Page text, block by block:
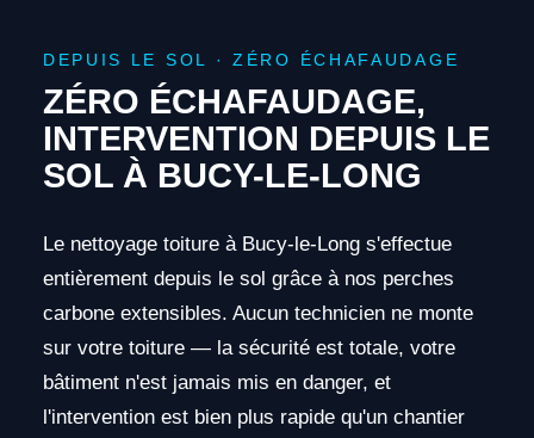
DEPUIS LE SOL · ZÉRO ÉCHAFAUDAGE
ZÉRO ÉCHAFAUDAGE,
INTERVENTION DEPUIS LE
SOL À BUCY-LE-LONG
Le nettoyage toiture à Bucy-le-Long s'effectue
entièrement depuis le sol grâce à nos perches
carbone extensibles. Aucun technicien ne monte
sur votre toiture — la sécurité est totale, votre
bâtiment n'est jamais mis en danger, et
l'intervention est bien plus rapide qu'un chantier